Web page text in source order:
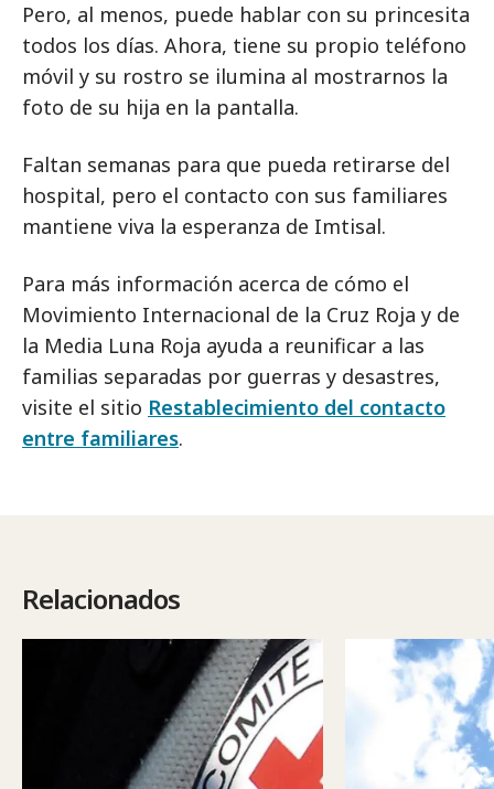
Pero, al menos, puede hablar con su princesita
todos los días. Ahora, tiene su propio teléfono
móvil y su rostro se ilumina al mostrarnos la
foto de su hija en la pantalla.
Faltan semanas para que pueda retirarse del
hospital, pero el contacto con sus familiares
mantiene viva la esperanza de Imtisal.
Para más información acerca de cómo el
Movimiento Internacional de la Cruz Roja y de
la Media Luna Roja ayuda a reunificar a las
familias separadas por guerras y desastres,
visite el sitio Restablecimiento del contacto
entre familiares.
Relacionados